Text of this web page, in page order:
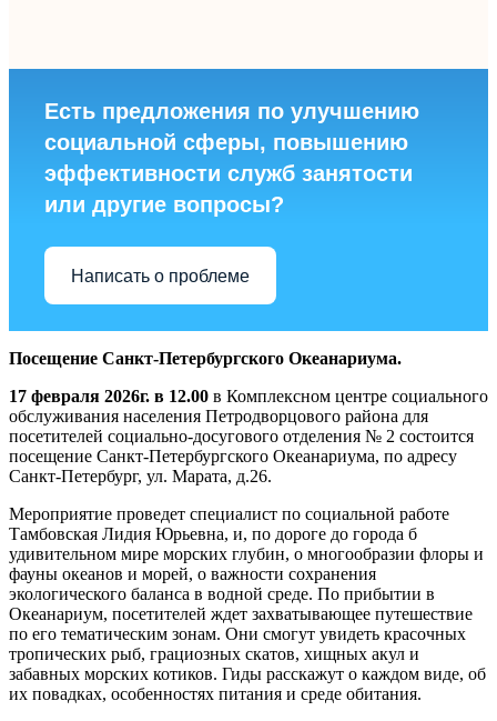
Есть предложения по улучшению
социальной сферы, повышению
эффективности служб занятости
или другие вопросы?
Написать о проблеме
Посещение Санкт-Петербургского Океанариума.
17 февраля 2026г. в 12.00 в Комплексном центре социального
обслуживания населения Петродворцового района для
посетителей социально-досугового отделения № 2 состоится
посещение Санкт-Петербургского Океанариума, по адресу
Санкт-Петербург, ул. Марата, д.26.
Мероприятие проведет специалист по социальной работе
Тамбовская Лидия Юрьевна, и, по дороге до города б
удивительном мире морских глубин, о многообразии флоры и
фауны океанов и морей, о важности сохранения
экологического баланса в водной среде. По прибытии в
Океанариум, посетителей ждет захватывающее путешествие
по его тематическим зонам. Они смогут увидеть красочных
тропических рыб, грациозных скатов, хищных акул и
забавных морских котиков. Гиды расскажут о каждом виде, об
их повадках, особенностях питания и среде обитания.